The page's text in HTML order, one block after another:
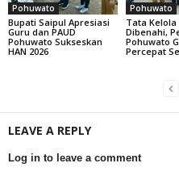
Pohuwato
Bupati Saipul Apresiasi
Guru dan PAUD
Pohuwato Sukseskan
HAN 2026
Pohuwato
Tata Kelola
Dibenahi,
Pohuwato
Percepat
LEAVE A REPLY
Log in to leave a comment